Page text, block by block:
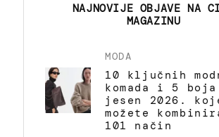
NAJNOVIJE OBJAVE NA
MAGAZINU
MODA
10 ključnih
komada i 5
jesen 2026.
možete
101 način